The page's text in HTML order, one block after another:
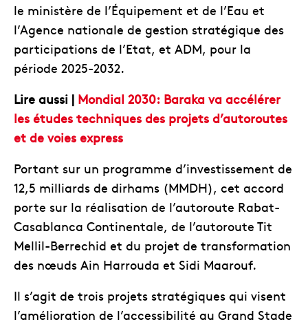
le ministère de l’Équipement et de l’Eau et
l’Agence nationale de gestion stratégique des
participations de l’Etat, et ADM, pour la
période 2025-2032.
Lire aussi | Mondial 2030: Baraka va accélérer
les études techniques des projets d’autoroutes
et de voies express
Portant sur un programme d’investissement de
12,5 milliards de dirhams (MMDH), cet accord
porte sur la réalisation de l’autoroute Rabat-
Casablanca Continentale, de l’autoroute Tit
Mellil-Berrechid et du projet de transformation
des nœuds Ain Harrouda et Sidi Maarouf.
Il s’agit de trois projets stratégiques qui visent
l’amélioration de l’accessibilité au Grand Stade